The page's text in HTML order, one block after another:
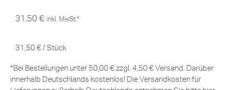
31,50 € inkl. MwSt.*
31,50 € / Stück
*Bei Bestellungen unter 50,00 € zzgl. 4,50 € Versand. Darüber
innerhalb Deutschlands kostenlos! Die Versandkosten für